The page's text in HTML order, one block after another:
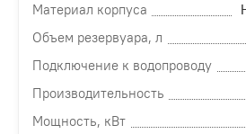
Материал корпуса
Объем резервуара, л
Подключение к водопроводу
Производительность
Мощность, кВт